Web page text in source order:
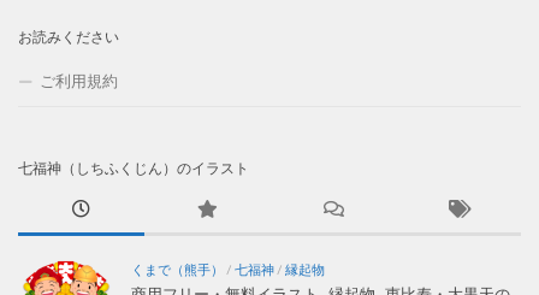
お読みください
ご利用規約
七福神（しちふくじん）のイラスト
くまで（熊手） / 七福神/ 縁起物